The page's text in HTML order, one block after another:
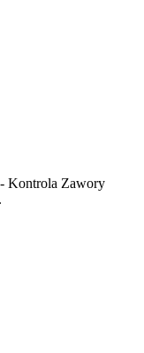
Kontrola Zawory